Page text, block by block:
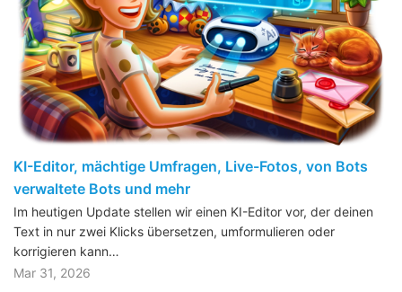
KI-Editor, mächtige Umfragen, Live-Fotos, von Bots
verwaltete Bots und mehr
Im heutigen Update stellen wir einen KI-Editor vor, der deinen
Text in nur zwei Klicks übersetzen, umformulieren oder
korrigieren kann…
Mar 31, 2026